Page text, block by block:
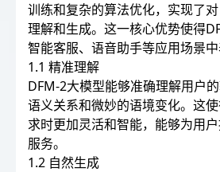
训练和复杂的算法优化，实现了
理解和生成。这一核心优势使得
智能客服、语音助手等应用场景中
1.1 精准理解
DFM-2大模型能够准确理解用户
语义关系和微妙的语境变化。这
求时更加灵活和智能，能够为用
服务。
1.2 自然生成